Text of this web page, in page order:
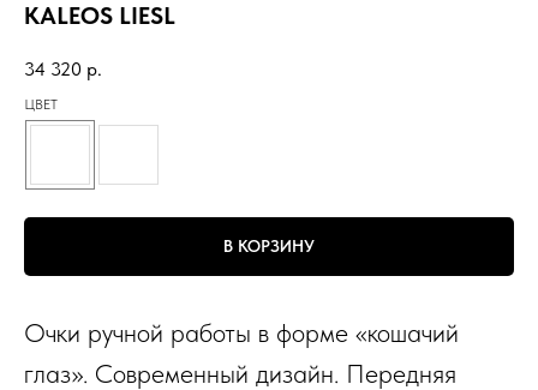
KALEOS LIESL
34 320 р.
ЦВЕТ
В КОРЗИНУ
Очки ручной работы в форме «кошачий
глаз». Современный дизайн. Передняя